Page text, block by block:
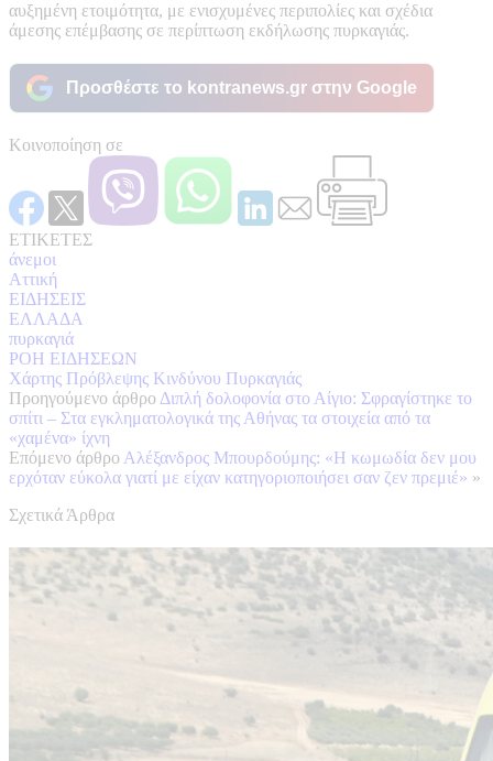
αυξημένη ετοιμότητα, με ενισχυμένες περιπολίες και σχέδια
άμεσης επέμβασης σε περίπτωση εκδήλωσης πυρκαγιάς.
Προσθέστε το kontranews.gr στην Google
Κοινοποίηση σε
ΕΤΙΚΕΤΕΣ
άνεμοι
Αττική
ΕΙΔΗΣΕΙΣ
ΕΛΛΑΔΑ
πυρκαγιά
ΡΟΗ ΕΙΔΗΣΕΩΝ
Χάρτης Πρόβλεψης Κινδύνου Πυρκαγιάς
Προηγούμενο άρθρο Διπλή δολοφονία στο Αίγιο: Σφραγίστηκε το
σπίτι – Στα εγκληματολογικά της Αθήνας τα στοιχεία από τα
«χαμένα» ίχνη
Επόμενο άρθρο Αλέξανδρος Μπουρδούμης: «Η κωμωδία δεν μου
ερχόταν εύκολα γιατί με είχαν κατηγοριοποιήσει σαν ζεν πρεμιέ» »
Σχετικά Άρθρα